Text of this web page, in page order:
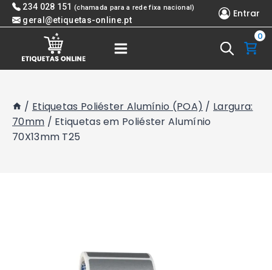
Skip 234 028 151 (chamada para a rede fixa nacional)
geral@etiquetas-online.pt
Entrar
0
/ Etiquetas Poliéster Alumínio (POA) / Largura:
70mm / Etiquetas em Poliéster Alumínio
70X13mm T25